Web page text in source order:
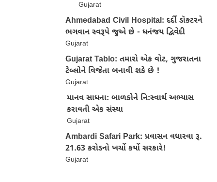
Gujarat
Ahmedabad Civil Hospital: દર્દી ડૉક્ટરને
ભગવાન સ્વરૂપે જુએ છે - ધનંજય દ્વિવેદી
Gujarat
Gujarat Tablo: તમારો એક વોટ, ગુજરાતના
ટેબ્લોને વિજેતા બનાવી શકે છે !
Gujarat
માનવ સાધના: બાળકોને નિ:સ્વાર્થ અભ્યાસ
કરાવતી એક સંસ્થા
Gujarat
Ambardi Safari Park: પ્રવાસન વધારવા રૂ.
21.63 કરોડનો ખર્ચો કર્યો સરકારે!
Gujarat